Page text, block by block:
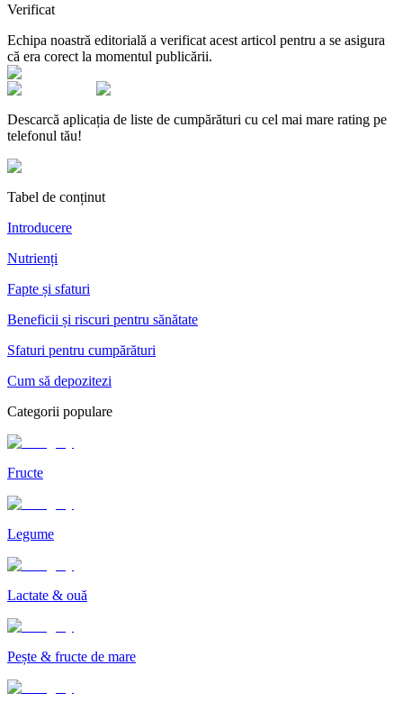
Verificat
Echipa noastră editorială a verificat acest articol pentru a se asigura
că era corect la momentul publicării.
Descarcă aplicația de liste de cumpărături cu cel mai mare rating pe
telefonul tău!
Tabel de conținut
Introducere
Nutrienți
Fapte și sfaturi
Beneficii și riscuri pentru sănătate
Sfaturi pentru cumpărături
Cum să depozitezi
Categorii populare
Fructe
Legume
Lactate & ouă
Pește & fructe de mare